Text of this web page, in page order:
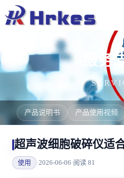
服务
产品说明书 产品使用视频
超声波细胞破碎仪适
使用 ·2026-06-06·阅读 81